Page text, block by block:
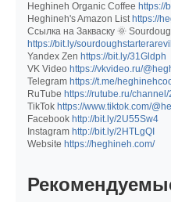
Heghineh Organic Coffee https://
Heghineh's Amazon List https://
Ссылка на Закваску 🌞
https://bit.ly/
Yandex Zen https://bit.ly/31Gldph
VK Video https://vkvideo.ru/
Telegram https://t.me/
RuTube https://rutube.ru/
TikTok https://www.tiktok.com/
Facebook http://bit.ly/2U55Sw4
Instagram http://bit.ly/2HTLgQI
Website https://heghineh.com/